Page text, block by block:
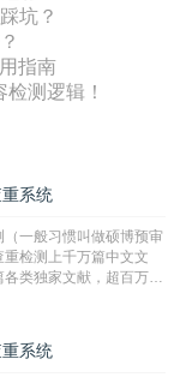
坑？
指南
测逻辑！
系统
（一般习惯叫做硕博预审
重检测上千万篇中文文
各类独家文献，超百万港
博论文的系统，检测范围
实，检测算法合理!本
系统